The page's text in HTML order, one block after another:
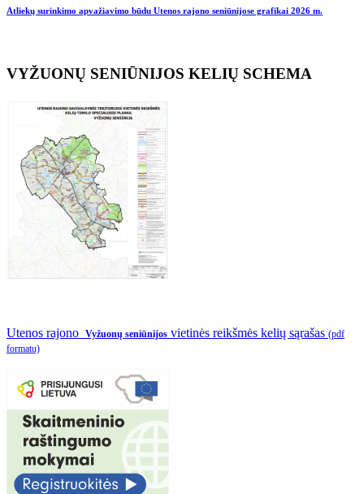
Atliekų surinkimo apvažiavimo būdu Utenos rajono seniūnijose grafikai 2026 m.
VYŽUONŲ SENIŪNIJOS KELIŲ SCHEMA
Utenos rajono Vyžuonų seniūnijos vietinės reikšmės kelių sąrašas (pdf
formatu)